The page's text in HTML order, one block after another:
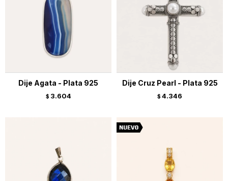
Dije Agata - Plata 925
$ 3.604
Dije Cruz Pearl - Plata 925
$ 4.346